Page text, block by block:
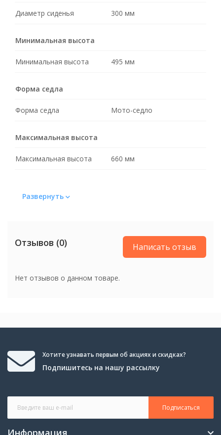
Диаметр сиденья 300 мм
Минимальная высота
Минимальная высота 495 мм
Форма седла
Форма седла Мото-седло
Максимальная высота
Максимальная высота 660 мм
Черный
Развернуть
Отзывов (0) Написать отзыв
Нет отзывов о данном товаре.
Хотите узнавать первым об акциях и скидках?
Подпишитесь на нашу рассылку
Подписаться
Информация